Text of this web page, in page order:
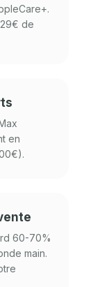
de
en
60-70%
main.